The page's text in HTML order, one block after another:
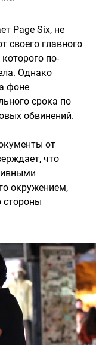
Page Six, не
своего главного
по-
Однако
фоне
срока по
обвинений.
от
что
окружением,
стороны